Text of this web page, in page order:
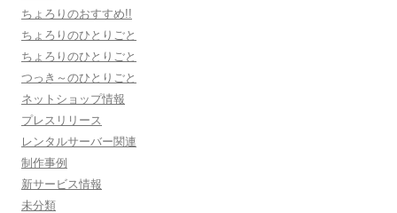
ちょろりのおすすめ!!
ちょろりのひとりごと
ちょろりのひとりごと
つっき～のひとりごと
ネットショップ情報
プレスリリース
レンタルサーバー関連
制作事例
新サービス情報
未分類